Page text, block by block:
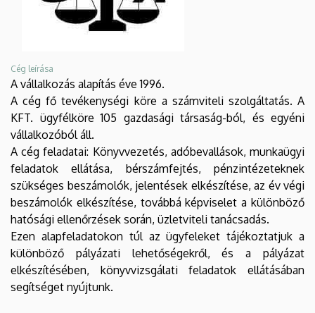
Cég leírása
A vállalkozás alapítás éve 1996.
A cég fő tevékenységi köre a számviteli szolgáltatás. A
KFT. ügyfélköre 105 gazdasági társaság-ból, és egyéni
vállalkozóból áll.
A cég feladatai: Könyvvezetés, adóbevallások, munkaügyi
feladatok ellátása, bérszámfejtés, pénzintézeteknek
szükséges beszámolók, jelentések elkészítése, az év végi
beszámolók elkészítése, továbbá képviselet a különböző
hatósági ellenőrzések során, üzletviteli tanácsadás.
Ezen alapfeladatokon túl az ügyfeleket tájékoztatjuk a
különböző pályázati lehetőségekről, és a pályázat
elkészítésében, könyvvizsgálati feladatok ellátásában
segítséget nyújtunk.